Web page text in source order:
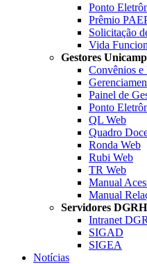
Ponto
Prêmio
Solicitação
Vida
Gestores Unicamp
Convênios e
Painel de
Ponto
QL Web
Quadro
Ronda Web
Rubi Web
TR Web
Manual
Manual
Servidores DGRH
Intranet
SIGAD
SIGEA
Notícias